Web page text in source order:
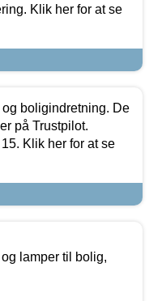
Klik her for at se
boligindretning. De
på Trustpilot.
Klik her for at se
lamper til bolig,